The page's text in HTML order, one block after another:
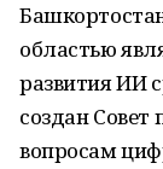
областью
развития ИИ
создан Совет
вопросам